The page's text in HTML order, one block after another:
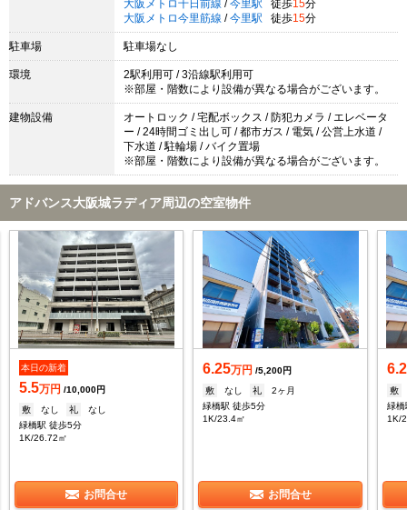
大阪メトロ千日前線 / 今里駅 徒歩15分
大阪メトロ今里筋線 / 今里駅 徒歩15分
駐車場 駐車場なし
環境
2駅利用可 / 3沿線駅利用可
※部屋・階数により設備が異なる場合がございます。
建物設備
オートロック / 宅配ボックス / 防犯カメラ / エレベータ
ー / 24時間ゴミ出し可 / 都市ガス / 電気 / 公営上水道 /
下水道 / 駐輪場 / バイク置場
※部屋・階数により設備が異なる場合がございます。
アドバンス大阪城ラディア周辺の空室物件
本日の新着
5.5万円 /10,000円
敷
なし 礼
なし
緑橋駅 徒歩5分
1K/26.72㎡
お問合せ
6.25万円 /5,200円
敷
なし 礼
2ヶ月
緑橋駅 徒歩5分
1K/23.4㎡
お問合せ
敷
緑橋
1K/